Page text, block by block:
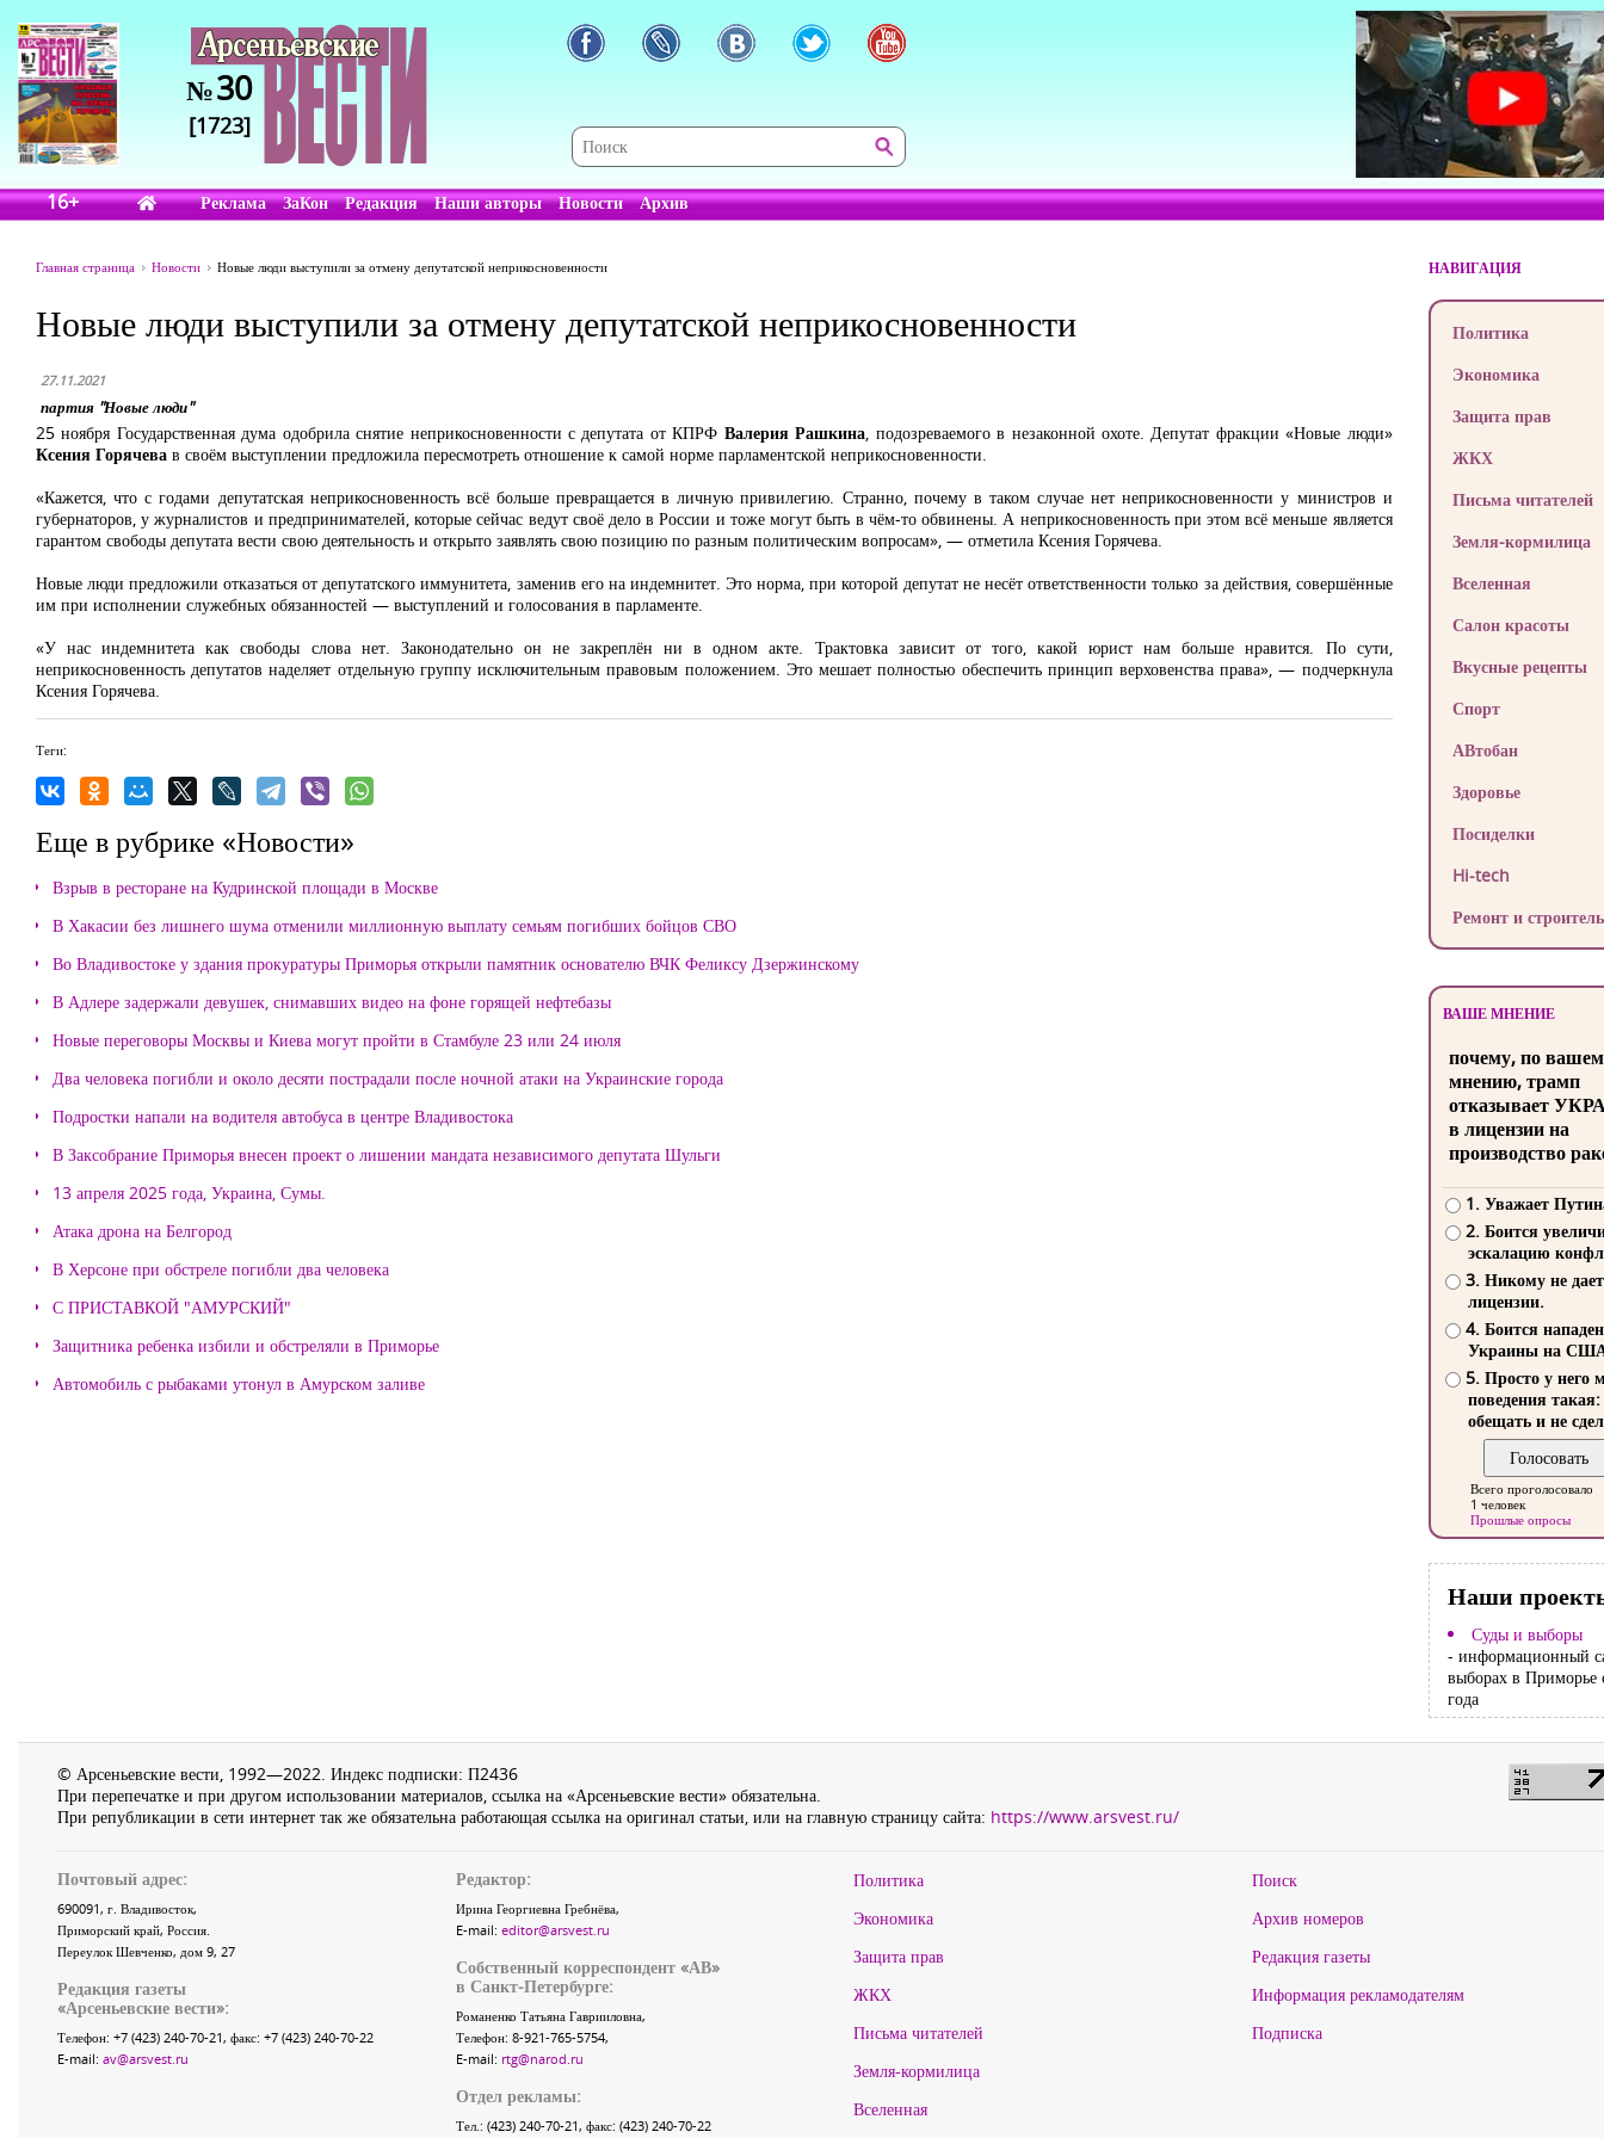
№30
[1723]
16+ Реклама ЗаКон Редакция Наши авторы Новости Архив
Главная страница Новости Новые люди выступили за отмену депутатской неприкосновенности
Новые люди выступили за отмену депутатской неприкосновенности
27.11.2021
партия "Новые люди"
25 ноября Государственная дума одобрила снятие неприкосновенности с депутата от КПРФ Валерия Рашкина, подозреваемого в незаконной охоте. Депутат фракции «Новые люди»
Ксения Горячева в своём выступлении предложила пересмотреть отношение к самой норме парламентской неприкосновенности.
«Кажется, что с годами депутатская неприкосновенность всё больше превращается в личную привилегию. Странно, почему в таком случае нет неприкосновенности у министров и
губернаторов, у журналистов и предпринимателей, которые сейчас ведут своё дело в России и тоже могут быть в чём-то обвинены. А неприкосновенность при этом всё меньше является
гарантом свободы депутата вести свою деятельность и открыто заявлять свою позицию по разным политическим вопросам», — отметила Ксения Горячева.
Новые люди предложили отказаться от депутатского иммунитета, заменив его на индемнитет. Это норма, при которой депутат не несёт ответственности только за действия, совершённые
им при исполнении служебных обязанностей — выступлений и голосования в парламенте.
«У нас индемнитета как свободы слова нет. Законодательно он не закреплён ни в одном акте. Трактовка зависит от того, какой юрист нам больше нравится. По сути,
неприкосновенность депутатов наделяет отдельную группу исключительным правовым положением. Это мешает полностью обеспечить принцип верховенства права», — подчеркнула
Ксения Горячева.
Теги:
Еще в рубрике «Новости»
Взрыв в ресторане на Кудринской площади в Москве
В Хакасии без лишнего шума отменили миллионную выплату семьям погибших бойцов СВО
Во Владивостоке у здания прокуратуры Приморья открыли памятник основателю ВЧК Феликсу Дзержинскому
В Адлере задержали девушек, снимавших видео на фоне горящей нефтебазы
Новые переговоры Москвы и Киева могут пройти в Стамбуле 23 или 24 июля
Два человека погибли и около десяти пострадали после ночной атаки на Украинские города
Подростки напали на водителя автобуса в центре Владивостока
В Заксобрание Приморья внесен проект о лишении мандата независимого депутата Шульги
13 апреля 2025 года, Украина, Сумы.
Атака дрона на Белгород
В Херсоне при обстреле погибли два человека
С ПРИСТАВКОЙ "АМУРСКИЙ"
Защитника ребенка избили и обстреляли в Приморье
Автомобиль с рыбаками утонул в Амурском заливе
НАВИГАЦИЯ
Политика
Экономика
Защита прав
ЖКХ
Письма читателей
Земля-кормилица
Вселенная
Салон красоты
Вкусные рецепты
Спорт
АВтобан
Здоровье
Посиделки
Hi-tech
Ремонт и
ВАШЕ МНЕНИЕ
почему, по
мнению, трамп
отказывает
в лицензии на
производство
1. Уважает
2. Боится
эскалацию
3. Никому не
лицензии.
4. Боится
Украины на
5. Просто у него
поведения такая:
обещать и не
Всего проголосовало
1 человек
Прошлые опросы
Наши
Суды и выборы
- информационный
выборах в Приморье
года
© Арсеньевские вести, 1992—2022. Индекс подписки: П2436
При перепечатке и при другом использовании материалов, ссылка на «Арсеньевские вести» обязательна.
При републикации в сети интернет так же обязательна работающая ссылка на оригинал статьи, или на главную страницу сайта: https://www.arsvest.ru/
Почтовый адрес:
690091, г. Владивосток,
Приморский край, Россия.
Переулок Шевченко, дом 9, 27
Редакция газеты
«Арсеньевские вести»:
Телефон: +7 (423) 240-70-21, факс: +7 (423) 240-70-22
E-mail: av@arsvest.ru
Редактор:
Ирина Георгиевна Гребнёва,
E-mail: editor@arsvest.ru
Собственный корреспондент «АВ»
в Санкт-Петербурге:
Романенко Татьяна Гаврииловна,
Телефон: 8-921-765-5754,
E-mail: rtg@narod.ru
Отдел рекламы:
Тел.: (423) 240-70-21, факс: (423) 240-70-22
Политика
Экономика
Защита прав
ЖКХ
Письма читателей
Земля-кормилица
Вселенная
Поиск
Архив номеров
Редакция газеты
Информация рекламодателям
Подписка